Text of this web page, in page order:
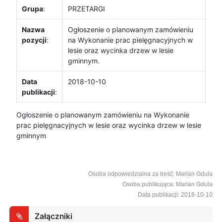
Grupa: PRZETARGI
Nazwa
pozycji:
Ogłoszenie o planowanym zamówieniu
na Wykonanie prac pielęgnacyjnych w
lesie oraz wycinka drzew w lesie
gminnym.
Data
publikacji:
2018-10-10
Ogłoszenie o planowanym zamówieniu na Wykonanie
prac pielęgnacyjnych w lesie oraz wycinka drzew w lesie
gminnym
Osoba odpowiedzialna za treść: Marian Gdula
Osoba publikująca: Marian Gdula
Data publikacji: 2018-10-10
Załączniki